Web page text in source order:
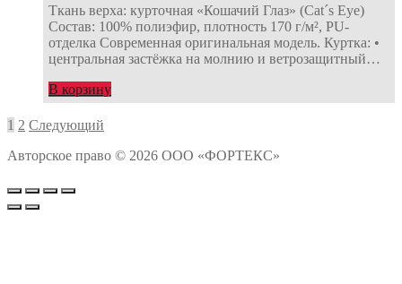
Ткань верха: курточная «Кошачий Глаз» (Cat´s Eye)
Состав: 100% полиэфир, плотность 170 г/м², PU-
отделка Современная оригинальная модель. Куртка: •
центральная застёжка на молнию и ветрозащитный…
В корзину
Навигация
по
1 2 Следующий
Авторское право © 2026 ООО «ФОРТЕКС»